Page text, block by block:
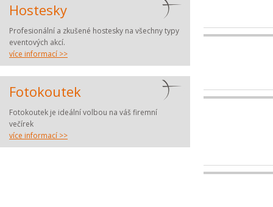
Hostesky
Profesionální a zkušené hostesky na všechny typy
eventových akcí.
více informací >>
Fotokoutek
Fotokoutek je ideální volbou na váš firemní
večírek
více informací >>